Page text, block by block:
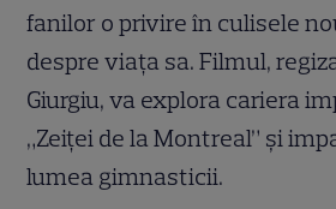
fanilor o privire în culisele
despre viața sa. Filmul,
Giurgiu, va explora cariera
„Zeiței de la Montreal” și
lumea gimnasticii.